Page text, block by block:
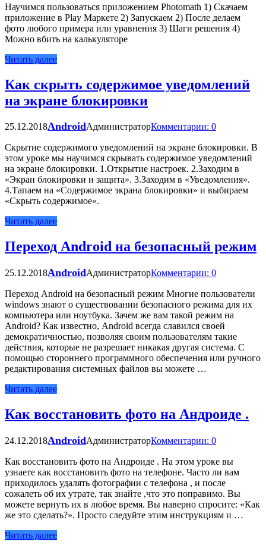
Научимся пользоваться приложением Photomath 1) Скачаем
приложение в Play Маркете 2) Запускаем 2) После делаем
фото любого примера или уравнения 3) Шаги решения 4)
Можно вбить на калькуляторе
Читать далее
Как скрыть содержимое уведомлений
на экране блокировки
25.12.2018AndroidАдминистраторКомментарии: 0
Скрытие содержимого уведомлений на экране блокировки. В
этом уроке мы научимся скрывать содержимое уведомлений
на экране блокировки. 1.Открытие настроек. 2.Заходим в
«Экран блокировки и защита». 3.Заходим в «Уведомления».
4.Тапаем на «Содержимое экрана блокировки» и выбираем
«Скрыть содержимое».
Читать далее
Переход Android на безопасный режим
25.12.2018AndroidАдминистраторКомментарии: 0
Переход Android на безопасный режим Многие пользователи
windows знают о существовании безопасного режима для их
компьютера или ноутбука. Зачем же вам такой режим на
Android? Как известно, Android всегда славился своей
демократичностью, позволяя своим пользователям такие
действия, которые не разрешает никакая другая система. С
помощью стороннего программного обеспечения или ручного
редактирования системных файлов вы можете …
Читать далее
Как восстановить фото на Андроиде .
24.12.2018AndroidАдминистраторКомментарии: 0
Как восстановить фото на Андроиде . На этом уроке вы
узнаете как восстановить фото на телефоне. Часто ли вам
приходилось удалять фотографии с телефона , и после
сожалеть об их утрате, так знайте ,что это поправимо. Вы
можете вернуть их в любое время. Вы наверно спросите: «Как
же это сделать?». Просто следуйте этим инструкциям и …
Читать далее